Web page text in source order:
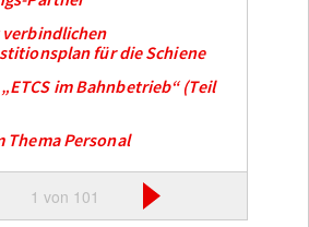
für die Schiene
im Bahnbetrieb“ (Teil
Thema Personal
1 von 101